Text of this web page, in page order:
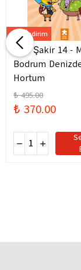
%25 İndirim
Kral Şakir 14 -
Bodrum
Hortum
₺ 495.00
₺ 370.00